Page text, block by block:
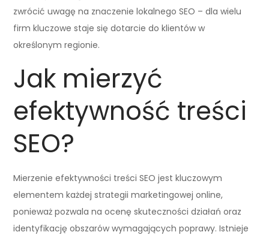
zwrócić uwagę na znaczenie lokalnego SEO – dla wielu
firm kluczowe staje się dotarcie do klientów w
określonym regionie.
Jak mierzyć
efektywność treści
SEO?
Mierzenie efektywności treści SEO jest kluczowym
elementem każdej strategii marketingowej online,
ponieważ pozwala na ocenę skuteczności działań oraz
identyfikację obszarów wymagających poprawy. Istnieje